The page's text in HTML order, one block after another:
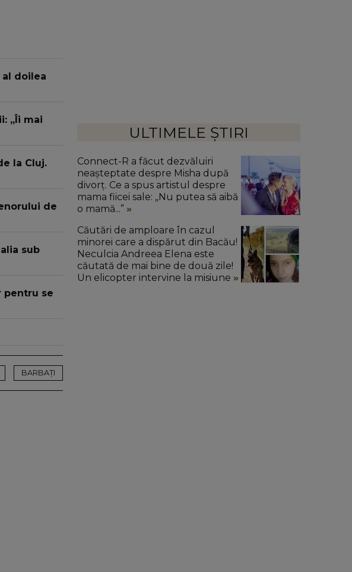
al doilea
„Îi mai
la Cluj.
de
sub
pentru se
BARBAȚI
ULTIMELE ȘTIRI
Connect-R a făcut dezvăluiri
neașteptate despre Misha după
divorț. Ce a spus artistul despre
mama fiicei sale: „Nu putea să aibă
o mamă...”
Căutări de amploare în cazul
minorei care a dispărut din Bacău!
Neculcia Andreea Elena este
căutată de mai bine de două zile!
Un elicopter intervine la misiune